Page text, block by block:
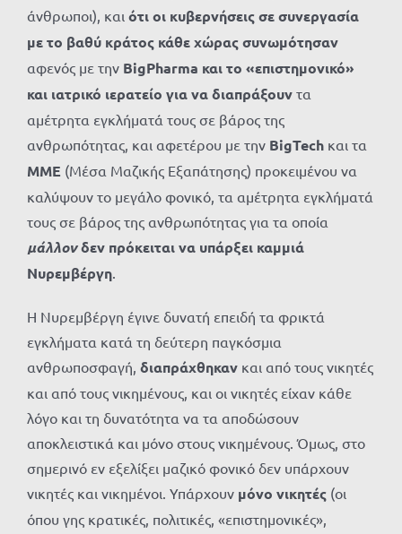
άνθρωποι), και ότι οι κυβερνήσεις σε συνεργασία
με το βαθύ κράτος κάθε χώρας συνωμότησαν
αφενός με την BigPharma και τo «επιστημονικό»
και ιατρικό ιερατείο για να διαπράξουν τα
αμέτρητα εγκλήματά τους σε βάρος της
ανθρωπότητας, και αφετέρου με την BigTech και τα
ΜΜΕ (Μέσα Μαζικής Εξαπάτησης) προκειμένου να
καλύψουν το μεγάλο φονικό, τα αμέτρητα εγκλήματά
τους σε βάρος της ανθρωπότητας για τα οποία
μάλλονδεν πρόκειται να υπάρξει καμμιά
Νυρεμβέργη.
Η Νυρεμβέργη έγινε δυνατή επειδή τα φρικτά
εγκλήματα κατά τη δεύτερη παγκόσμια
ανθρωποσφαγή, διαπράχθηκαν και από τους νικητές
και από τους νικημένους, και οι νικητές είχαν κάθε
λόγο και τη δυνατότητα να τα αποδώσουν
αποκλειστικά και μόνο στους νικημένους. Όμως, στο
σημερινό εν εξελίξει μαζικό φονικό δεν υπάρχουν
νικητές και νικημένοι. Υπάρχουν μόνο νικητές (οι
όπου γης κρατικές, πολιτικές, «επιστημονικές»,